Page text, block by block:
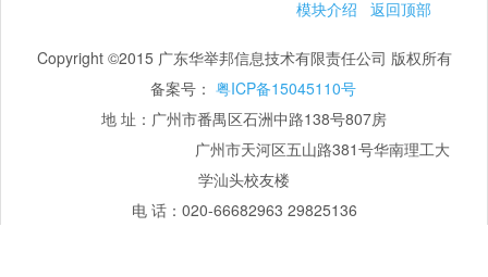
模块介绍 返回顶部
Copyright ©2015 广东华举邦信息技术有限责任公司 版权所有
备案号： 粤ICP备15045110号
地 址：广州市番禺区石洲中路138号807房
广州市天河区五山路381号华南理工大
学汕头校友楼
电 话：020-66682963 29825136